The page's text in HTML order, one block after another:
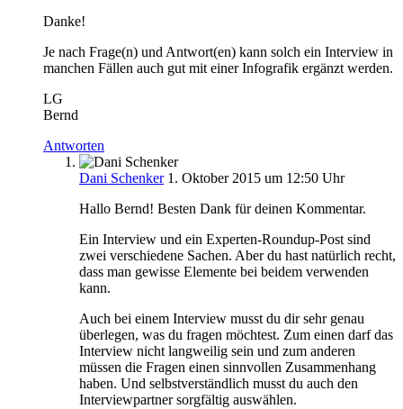
Danke!
Je nach Frage(n) und Antwort(en) kann solch ein Interview in
manchen Fällen auch gut mit einer Infografik ergänzt werden.
LG
Bernd
Antworten
Dani Schenker 1. Oktober 2015 um 12:50 Uhr
Hallo Bernd! Besten Dank für deinen Kommentar.
Ein Interview und ein Experten-Roundup-Post sind
zwei verschiedene Sachen. Aber du hast natürlich recht,
dass man gewisse Elemente bei beidem verwenden
kann.
Auch bei einem Interview musst du dir sehr genau
überlegen, was du fragen möchtest. Zum einen darf das
Interview nicht langweilig sein und zum anderen
müssen die Fragen einen sinnvollen Zusammenhang
haben. Und selbstverständlich musst du auch den
Interviewpartner sorgfältig auswählen.